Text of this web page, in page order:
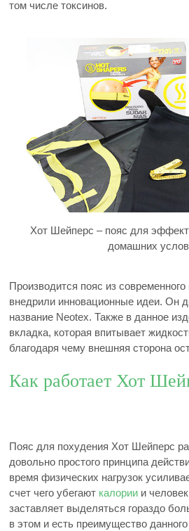
том числе токсинов.
Хот Шейперс – пояс для
домашних
Производится пояс из
внедрили инновационные идеи. Он
название Neotex. Также в данное
вкладка, которая впитывает
благодаря чему внешняя сторона
Как работает Хот
Пояс для похудения Хот Шейперс
довольно простого принципа
время физических нагрузок
счет чего убегают калории и
заставляет выделяться гораздо
в этом и есть преимущество